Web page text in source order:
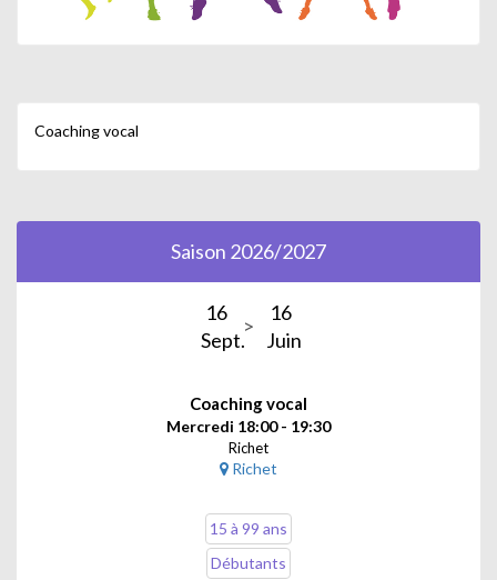
Coaching vocal
Saison 2026/2027
16
Sept.
16
Juin
Coaching vocal
Mercredi 18:00 - 19:30
Richet
Richet
15 à 99 ans
Débutants